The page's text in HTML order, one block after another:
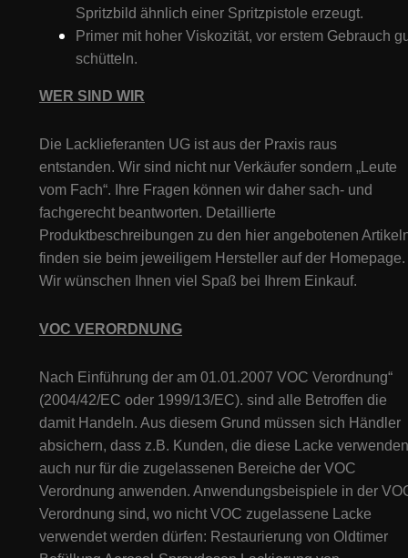
Spritzbild ähnlich einer Spritzpistole erzeugt.
Primer mit hoher Viskozität, vor erstem Gebrauch
schütteln.
WER SIND WIR
Die Lacklieferanten UG ist aus der Praxis raus
entstanden. Wir sind nicht nur Verkäufer sondern „Leute
vom Fach“. Ihre Fragen können wir daher sach- und
fachgerecht beantworten. Detaillierte
Produktbeschreibungen zu den hier angebotenen
finden sie beim jeweiligem Hersteller auf der Homepage.
Wir wünschen Ihnen viel Spaß bei Ihrem Einkauf.
VOC VERORDNUNG
Nach Einführung der am 01.01.2007 VOC Verordnung“
(2004/42/EC oder 1999/13/EC). sind alle Betroffen die
damit Handeln. Aus diesem Grund müssen sich Händler
absichern, dass z.B. Kunden, die diese Lacke
auch nur für die zugelassenen Bereiche der VOC
Verordnung anwenden. Anwendungsbeispiele in der
Verordnung sind, wo nicht VOC zugelassene Lacke
verwendet werden dürfen: Restaurierung von Oldtimer